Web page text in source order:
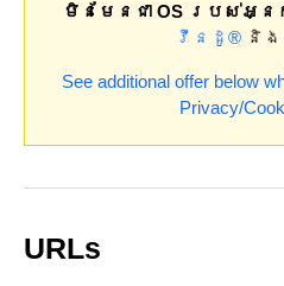
មិនមែនជា OS របស់អ្ន
វីនដូ® និង
See additional offer below
Privacy/
URLs